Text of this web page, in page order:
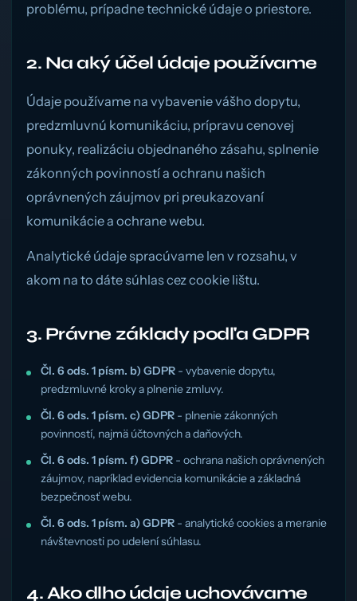
problému, prípadne technické údaje o priestore.
2. Na aký účel údaje používame
Údaje používame na vybavenie vášho dopytu,
predzmluvnú komunikáciu, prípravu cenovej
ponuky, realizáciu objednaného zásahu, splnenie
zákonných povinností a ochranu našich
oprávnených záujmov pri preukazovaní
komunikácie a ochrane webu.
Analytické údaje spracúvame len v rozsahu, v
akom na to dáte súhlas cez cookie lištu.
3. Právne základy podľa GDPR
Čl. 6 ods. 1 písm. b) GDPR - vybavenie dopytu,
predzmluvné kroky a plnenie zmluvy.
Čl. 6 ods. 1 písm. c) GDPR - plnenie zákonných
povinností, najmä účtovných a daňových.
Čl. 6 ods. 1 písm. f) GDPR - ochrana našich oprávnených
záujmov, napríklad evidencia komunikácie a základná
bezpečnosť webu.
Čl. 6 ods. 1 písm. a) GDPR - analytické cookies a meranie
návštevnosti po udelení súhlasu.
4. Ako dlho údaje uchovávame